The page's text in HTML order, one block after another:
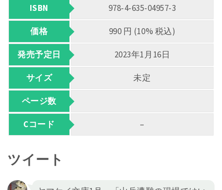
ISBN 978-4-635-04957-3
価格 990 円 (10% 税込)
発売予定日 2023年1月16日
サイズ 未定
ページ数
Cコード –
ツイート